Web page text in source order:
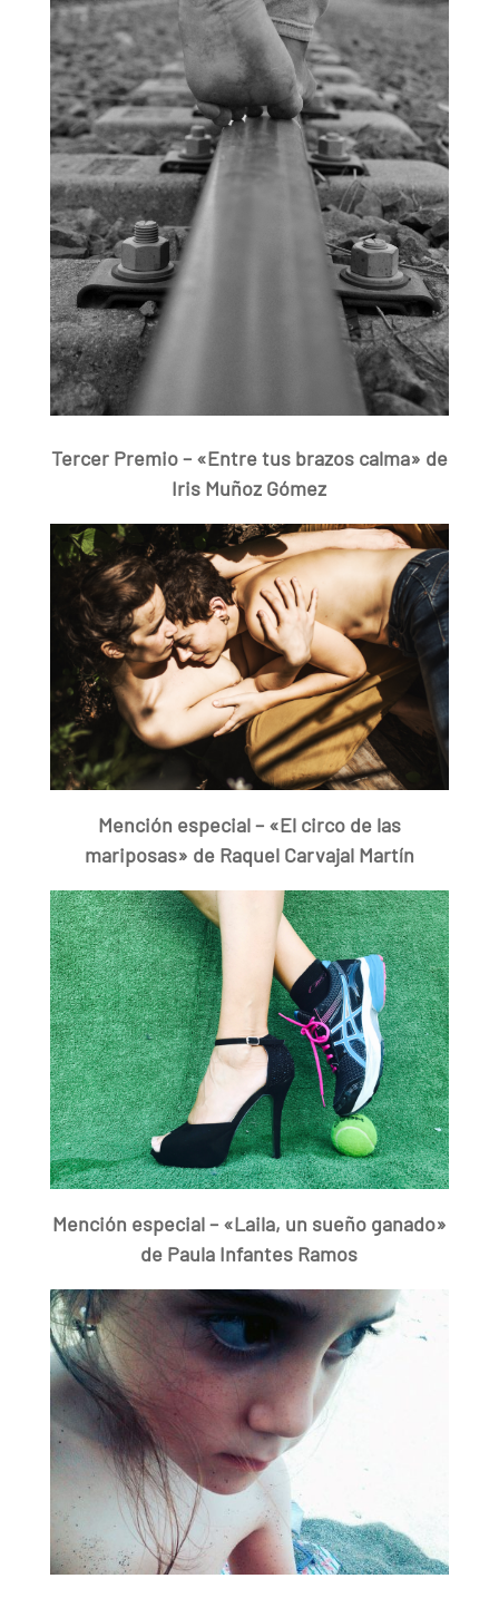
Tercer Premio – «Entre tus brazos calma» de
Iris Muñoz Gómez
Mención especial – «El circo de las
mariposas» de Raquel Carvajal Martín
Mención especial – «Laila, un sueño ganado»
de Paula Infantes Ramos